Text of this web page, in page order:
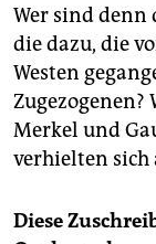
Wer sind denn
die dazu, die
Westen
Zugezogenen?
Merkel und
verhielten sich
Diese